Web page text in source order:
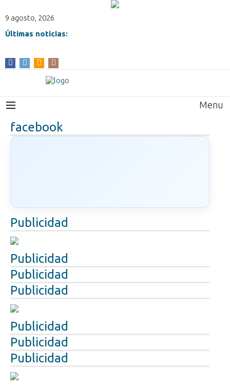
9 agosto, 2026
Últimas noticias:
Menu
facebook
Publicidad
Publicidad
Publicidad
Publicidad
Publicidad
Publicidad
Publicidad